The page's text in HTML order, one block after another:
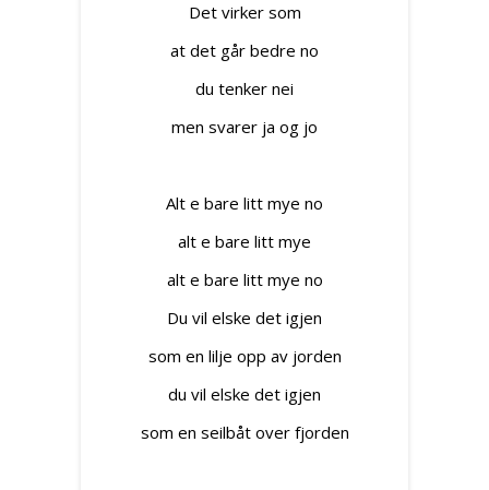
Det virker som
at det går bedre no
du tenker nei
men svarer ja og jo
Alt e bare litt mye no
alt e bare litt mye
alt e bare litt mye no
Du vil elske det igjen
som en lilje opp av jorden
du vil elske det igjen
som en seilbåt over fjorden